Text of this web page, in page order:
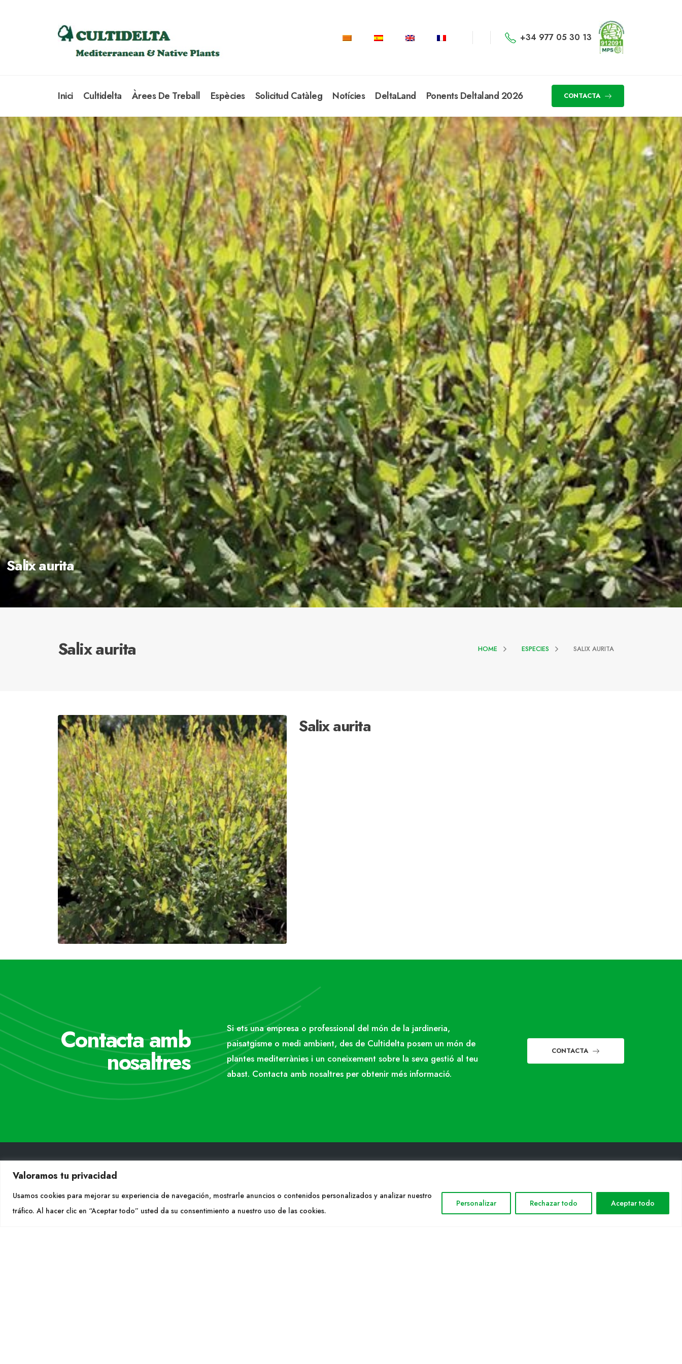
Valoramos tu privacidad
Usamos cookies para mejorar su experiencia de navegación, mostrarle anuncios o contenidos personalizados y analizar nuestro
tráfico. Al hacer clic en “Aceptar todo” usted da su consentimiento a nuestro uso de las cookies.
Personalizar Rechazar todo Aceptar todo
+34 977 05 30 13
Inici Cultidelta Àrees De Treball Espècies Solicitud Catàleg Notícies DeltaLand Ponents Deltaland 2026 CONTACTA
Salix aurita
Salix aurita HOME ESPECIES SALIX AURITA
Salix aurita
Contacta amb
nosaltres
Si ets una empresa o professional del món de la jardineria,
paisatgisme o medi ambient, des de Cultidelta posem un món de
plantes mediterrànies i un coneixement sobre la seva gestió al teu
abast. Contacta amb nosaltres per obtenir més informació.
CONTACTA
CONTACTE
Tel. +34 977053013
WEB INFORMACIÓ LEGAL
Avis legal